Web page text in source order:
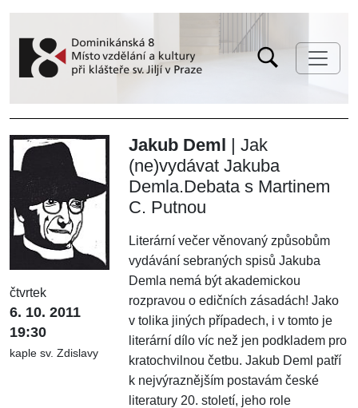
čtvrtek
6. 10. 2011
19:30
kaple sv. Zdislavy
Jakub Deml | Jak
(ne)vydávat Jakuba
Demla.Debata s Martinem
C. Putnou
Literární večer věnovaný způsobům
vydávání sebraných spisů Jakuba
Demla nemá být akademickou
rozpravou o edičních zásadách! Jako
v tolika jiných případech, i v tomto je
literární dílo víc než jen podkladem pro
kratochvilnou četbu. Jakub Deml patří
k nejvýraznějším postavám české
literatury 20. století, jeho role